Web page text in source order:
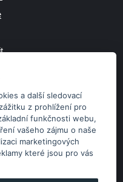
a další sledovací
z prohlížení pro
funkčnosti webu,
vašeho zájmu o naše
marketingových
které jsou pro vás